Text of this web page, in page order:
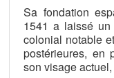
Sa fondation
1541 a laissé un
colonial notable
postérieures, en
son visage